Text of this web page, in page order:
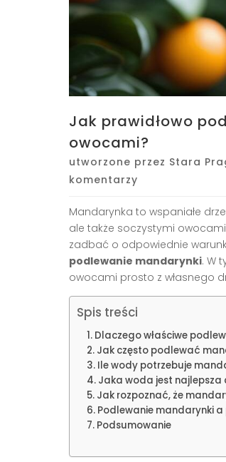
Jak prawidłowo
owocami?
utworzone przez Stara
komentarzy
Mandarynka to wspaniałe
ale także soczystymi
zadbać o odpowiednie
podlewanie mandarynki. W
owocami prosto z własnego
Spis treści
Dlaczego właściwe
Jak często podlewać
Ile wody potrzebuje
Jaka woda jest
Jak rozpoznać, że
Podlewanie mandarynki
Podsumowanie